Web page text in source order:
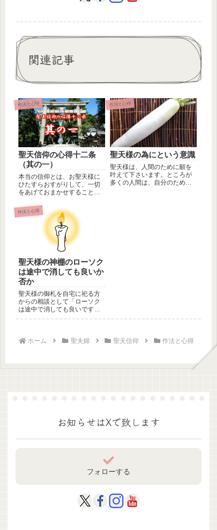
関連記事
作法と心得
聖天信仰の心得十二条
（其の一）
本当の信仰とは、お聖天様に
ひたすらおすがりして、一切
をあげておまかせすることで
十二条の...
作法と心得
聖天様の為にという意識
聖天様は、人間のために願を
叶えて下さいます。ところが
多くの人間は、自分のための
作法と心得
聖天様の神棚のローソク
は途中で消しても良いか
否か
聖天様の御札を自宅に祀る方
からの相談として「ローソク
は途中で消しても良いです
ホーム 聖夫婦 聖天信仰 作法と心得
お知らせはXで致します
フォローする